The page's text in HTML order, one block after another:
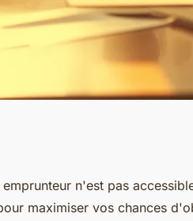
peut y
n'est pas
maximiser vos chances